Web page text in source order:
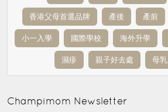
香港父母首選品牌 產後 產前
小一入學 國際學校 海外升學
濕疹 親子好去處 母乳
Champimom Newsletter